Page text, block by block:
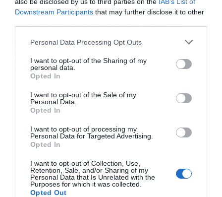
Downstream Participants that may further disclose it to other
Personal Data Processing Opt Outs
I want to opt-out of the Sharing of my
personal data.
Opted In
I want to opt-out of the Sale of my
Personal Data.
Opted In
I want to opt-out of processing my
Personal Data for Targeted Advertising.
Opted In
I want to opt-out of Collection, Use,
Retention, Sale, and/or Sharing of my
Personal Data that Is Unrelated with the
Purposes for which it was collected.
Opted Out
καθοριστεί ειδικό σύστημα αξιολόγησης του
ειδικού ένστολου προσωπικού, λόγω της
ιδιάζουσας φύσης των καθηκόντων, των
αρμοδιοτήτων και της ιδιαίτερης ιεραρχίας του
Σώματος.
Εγγραφή στο
newsletter
Αποδέχομαι τους